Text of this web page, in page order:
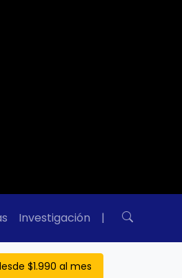
Investigación |
$1.990 al mes